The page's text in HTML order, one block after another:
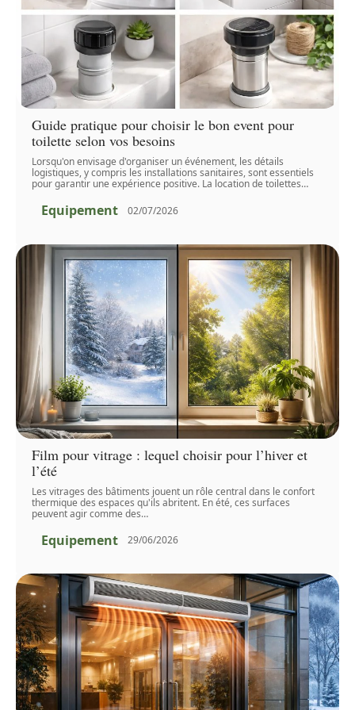
Guide pratique pour choisir le bon event pour
toilette selon vos besoins
Lorsqu'on envisage d'organiser un événement, les détails
logistiques, y compris les installations sanitaires, sont essentiels
pour garantir une expérience positive. La location de toilettes…
Equipement 02/07/2026
Film pour vitrage : lequel choisir pour l’hiver et
l’été
Les vitrages des bâtiments jouent un rôle central dans le confort
thermique des espaces qu'ils abritent. En été, ces surfaces
peuvent agir comme des…
Equipement 29/06/2026